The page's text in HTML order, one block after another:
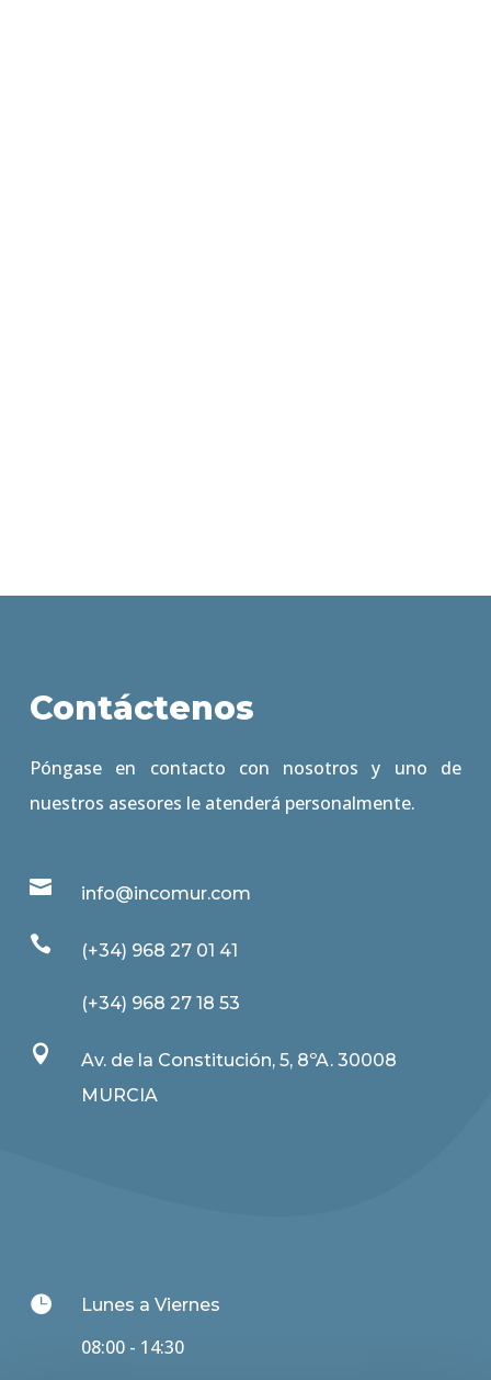
Contáctenos
Póngase en contacto con nosotros y uno de
nuestros asesores le atenderá personalmente.
 info@incomur.com
 (+34) 968 27 01 41
(+34) 968 27 18 53

Av. de la Constitución, 5, 8ºA. 30008
MURCIA
 Lunes a Viernes
08:00 - 14:30